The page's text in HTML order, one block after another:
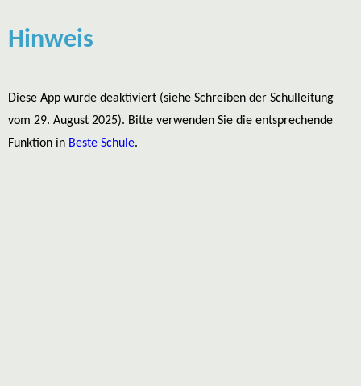
Hinweis
Diese App wurde deaktiviert (siehe Schreiben der Schulleitung
vom 29. August 2025). Bitte verwenden Sie die entsprechende
Funktion in Beste Schule.